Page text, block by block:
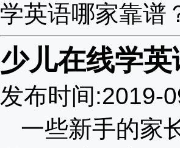
学英语哪家靠谱
少儿在线学
发布时间:2019-
一些新手的家